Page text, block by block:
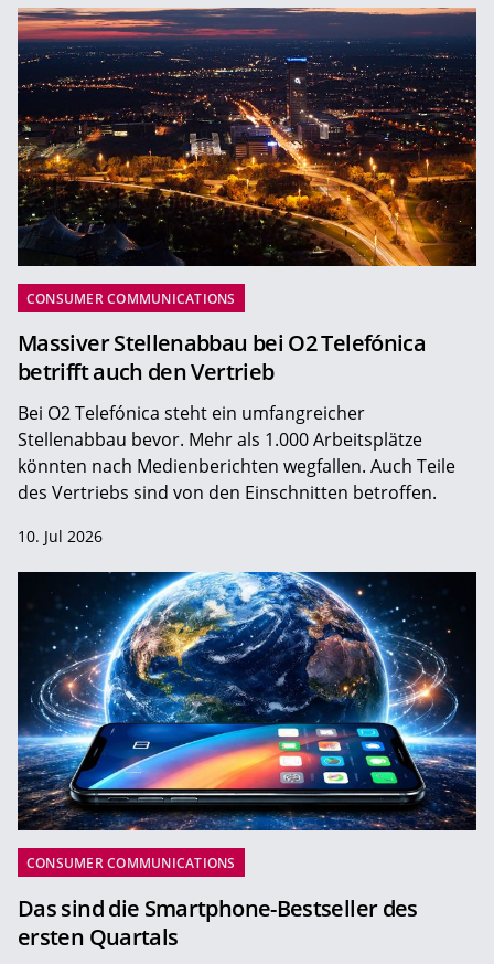
CONSUMER COMMUNICATIONS
Massiver Stellenabbau bei O2 Telefónica
betrifft auch den Vertrieb
Bei O2 Telefónica steht ein umfangreicher
Stellenabbau bevor. Mehr als 1.000 Arbeitsplätze
könnten nach Medienberichten wegfallen. Auch Teile
des Vertriebs sind von den Einschnitten betroffen.
10. Jul 2026
CONSUMER COMMUNICATIONS
Das sind die Smartphone-Bestseller des
ersten Quartals